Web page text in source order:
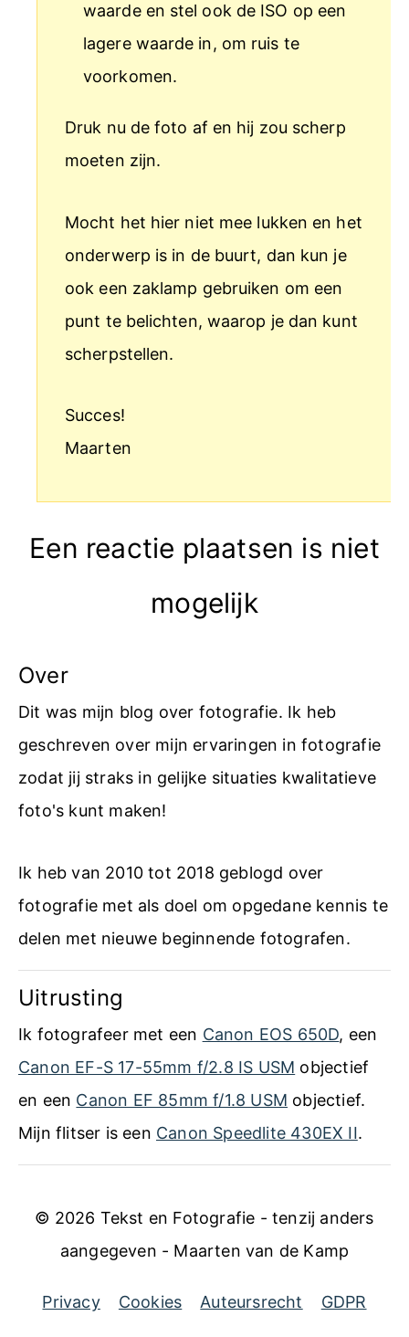
waarde en stel ook de ISO op een
lagere waarde in, om ruis te
voorkomen.
Druk nu de foto af en hij zou scherp
moeten zijn.
Mocht het hier niet mee lukken en het
onderwerp is in de buurt, dan kun je
ook een zaklamp gebruiken om een
punt te belichten, waarop je dan kunt
scherpstellen.
Succes!
Maarten
Een reactie plaatsen is niet
mogelijk
Over
Dit was mijn blog over fotografie. Ik heb
geschreven over mijn ervaringen in fotografie
zodat jij straks in gelijke situaties kwalitatieve
foto's kunt maken!
Ik heb van 2010 tot 2018 geblogd over
fotografie met als doel om opgedane kennis te
delen met nieuwe beginnende fotografen.
Uitrusting
Ik fotografeer met een Canon EOS 650D, een
Canon EF-S 17-55mm f/2.8 IS USM objectief
en een Canon EF 85mm f/1.8 USM objectief.
Mijn flitser is een Canon Speedlite 430EX II.
© 2026 Tekst en Fotografie - tenzij anders
aangegeven - Maarten van de Kamp
Privacy Cookies Auteursrecht GDPR